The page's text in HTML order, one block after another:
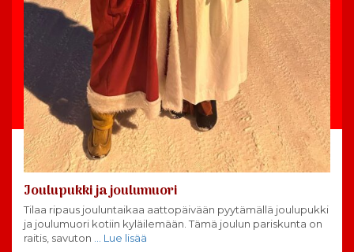
Joulupukki ja joulumuori
Tilaa ripaus jouluntaikaa aattopäivään pyytämällä joulupukki
ja joulumuori kotiin kyläilemään. Tämä joulun pariskunta on
raitis, savuton … Lue lisää